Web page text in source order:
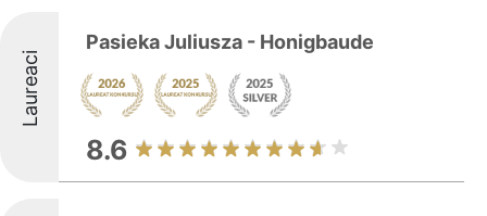
Laureaci
Pasieka Juliusza - Honigbaude
8.6